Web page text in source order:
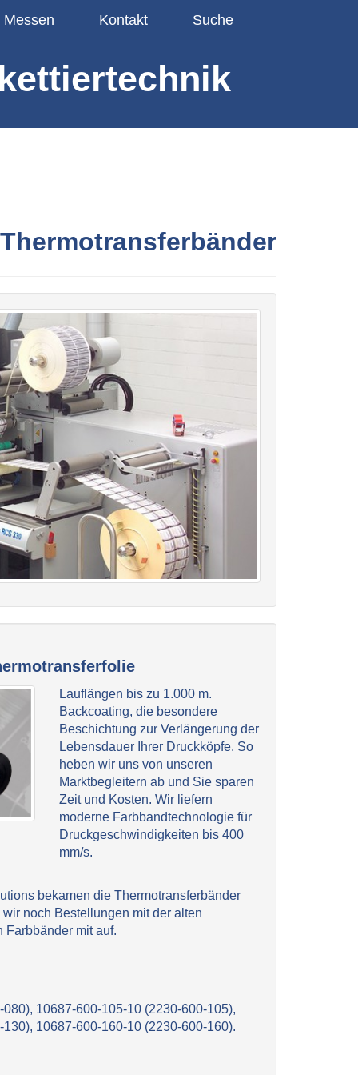
Messen Kontakt Suche
Lauflängen bis zu 1.000 m.
Backcoating, die besondere
Beschichtung zur Verlängerung der
Lebensdauer Ihrer Druckköpfe. So
heben wir uns von unseren
Marktbegleitern ab und Sie sparen
Zeit und Kosten. Wir liefern
moderne Farbbandtechnologie für
Druckgeschwindigkeiten bis 400
mm/s.
bekamen die Thermotransferbänder
noch Bestellungen mit der alten
Farbbänder mit auf.
10687-600-105-10 (2230-600-105),
10687-600-160-10 (2230-600-160).